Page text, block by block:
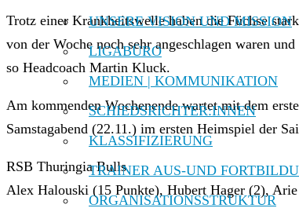
UNSERE VISION UND MISSION
LIGABÜRO
MEDIEN | KOMMUNIKATION
SCHIEDSRICHTER:INNEN
KLASSIFIZIERUNG
TRAINER AUS-UND
ORGANISATIONSSTRUKTUR
Trotz einer Krankheitswelle haben die Füchse
von der Woche noch sehr angeschlagen waren
so Headcoach Martin Kluck.
Am kommenden Wochenende wartet mit dem
Samstagabend (22.11.) im ersten Heimspiel der
RSB Thuringia Bulls
Alex Halouski (15 Punkte), Hubert Hager (2),